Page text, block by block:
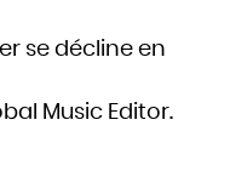
se décline en
Music Editor.